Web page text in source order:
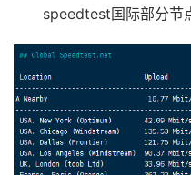
speedtest国际部分节